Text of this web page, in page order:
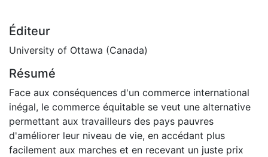
Éditeur
University of Ottawa (Canada)
Résumé
Face aux conséquences d'un commerce international
inégal, le commerce équitable se veut une alternative
permettant aux travailleurs des pays pauvres
d'améliorer leur niveau de vie, en accédant plus
facilement aux marches et en recevant un juste prix